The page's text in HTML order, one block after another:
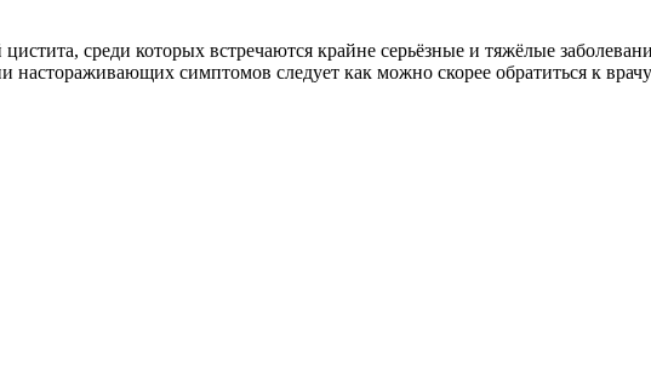
среди которых встречаются крайне серьёзные и тяжёлые
настораживающих симптомов следует как можно скорее обратиться к